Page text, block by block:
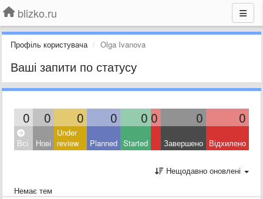
blizko.ru
Профіль користувача Olga Ivanova
Ваші запити по статусу
0 0 0 0 0 0 0 0
Всі Нові
Under
review
Planned Started Завершено Відхилено
Нещодавно оновлені
Немає тем